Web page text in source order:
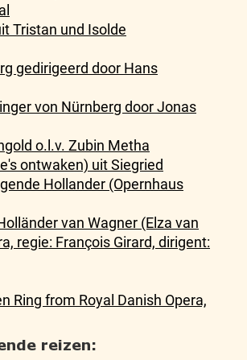
Tristan und Isolde
gedirigeerd door Hans
von Nürnberg door Jonas
o.l.v. Zubin Metha
ontwaken) uit Siegried
Hollander (Opernhaus
van Wagner (Elza van
regie: François Girard, dirigent:
Ring from Royal Danish Opera,
reizen: